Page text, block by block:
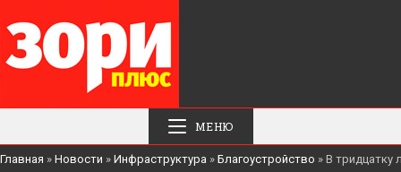
МЕНЮ
Главная » Новости » Инфраструктура » Благоустройство » В тридцатку